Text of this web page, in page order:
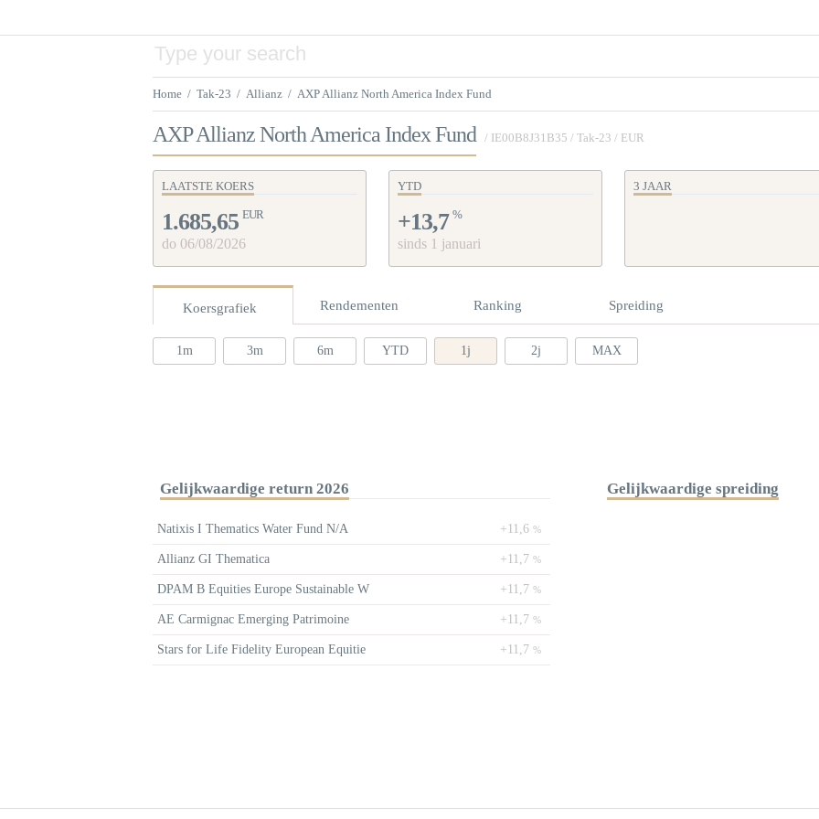
Home / Tak-23 / Allianz / AXP Allianz North America Index Fund
AXP Allianz North America Index Fund / IE00B8J31B35 / Tak-23 / EUR
LAATSTE KOERS
1.685,65 EUR
do 06/08/2026
YTD
+13,7 %
sinds 1 januari
3 JAAR
Koersgrafiek Rendementen Ranking Spreiding
1m 3m 6m YTD 1j 2j MAX
Gelijkwaardige return 2026
Natixis I Thematics Water Fund N/A +11,6 %
Allianz GI Thematica +11,7 %
DPAM B Equities Europe Sustainable W +11,7 %
AE Carmignac Emerging Patrimoine +11,7 %
Stars for Life Fidelity European Equitie +11,7 %
Gelijkwaardige spreiding